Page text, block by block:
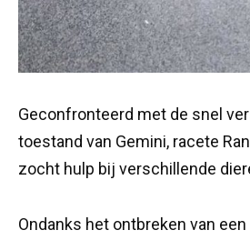
Geconfronteerd met de snel
toestand van Gemini, racete
zocht hulp bij verschillende
Ondanks het ontbreken van